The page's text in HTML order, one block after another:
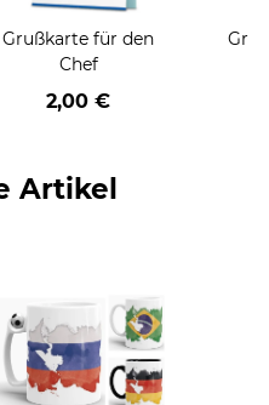
Grußkarte für den
Chef
2,00 €
Artikel